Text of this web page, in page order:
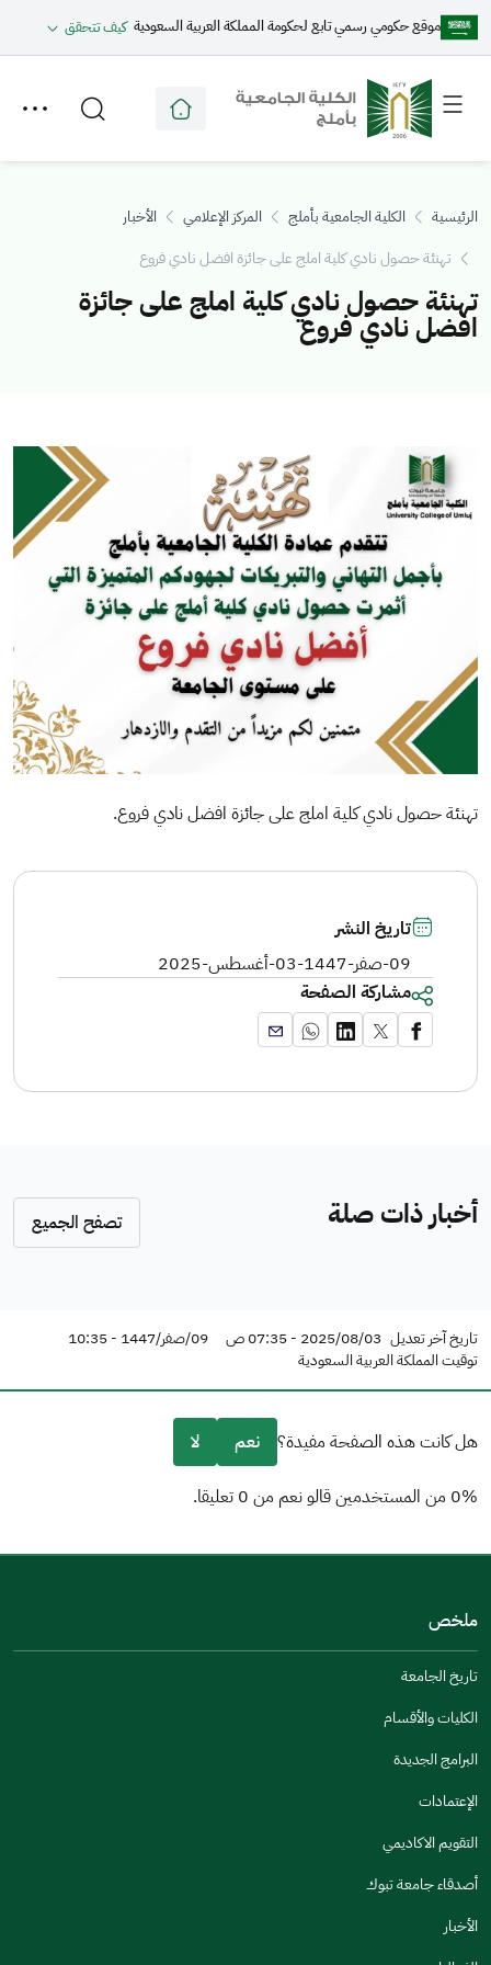
موقع حكومي رسمي تابع لحكومة المملكة العربية السعودية كيف تتحقق
Toggle
menu
Toggle
secondary
menu
الرئيسية الكلية الجامعية بأملج المركز الإعلامي
الأخبار
​تهنئة حصول نادي كلية املج على جائزة افضل نادي فروع
​تهنئة حصول نادي كلية املج على جائزة
افضل نادي فروع
الصورة
​​تهنئة حصول نادي كلية املج على جائزة افضل نادي فروع​.
تاريخ النشر
09-صفر-1447
-03-أغسطس-2025
مشاركة الصفحة
أخبار ذات صلة تصفح الجميع
تاريخ آخر تعديل 2025/08/03 - 07:35 ص
09/صفر/1447 - 10:35
توقيت المملكة العربية السعودية
هل كانت هذه الصفحة مفيدة؟ نعم لا
0% من المستخدمين قالو نعم من 0 تعليقا.
مكتوبة بشكل جيد
الإجابات كانت مرتبطة
تصميمه يجعله سهل القراءة
أخرى
جنس
ملخص
تاريخ الجامعة
الكليات والأقسام
البرامج الجديدة
الإعتمادات
التقويم الاكاديمي
أصدقاء جامعة تبوك
الأخبار